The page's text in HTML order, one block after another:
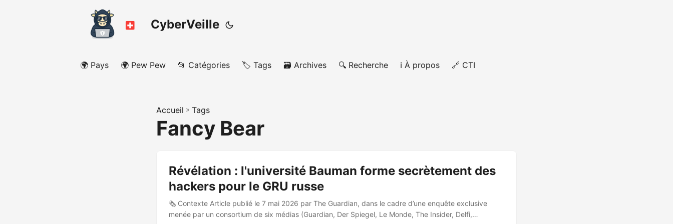
CyberVeille
🌍 Pays 🌍 Pew Pew 📂 Catégories 🏷️ Tags 🗃️ Archives 🔍 Recherche ℹ️ À propos 🔗 CTI
Accueil » Tags
Fancy Bear
Révélation : l'université Bauman forme secrètement des
hackers pour le GRU russe
🗞️ Contexte Article publié le 7 mai 2026 par The Guardian, dans le cadre d’une enquête exclusive
menée par un consortium de six médias (Guardian, Der Spiegel, Le Monde, The Insider, Delfi,